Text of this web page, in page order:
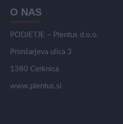
O NAS
PODJETJE – Plentus d.o.o.
Primšarjeva ulica 3
1380 Cerknica
www.plentus.si